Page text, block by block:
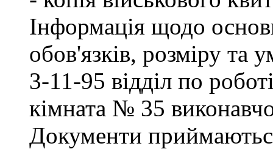
Інформація щодо
обов'язків, розміру та
3-11-95 відділ по
кімната № 35
Документи